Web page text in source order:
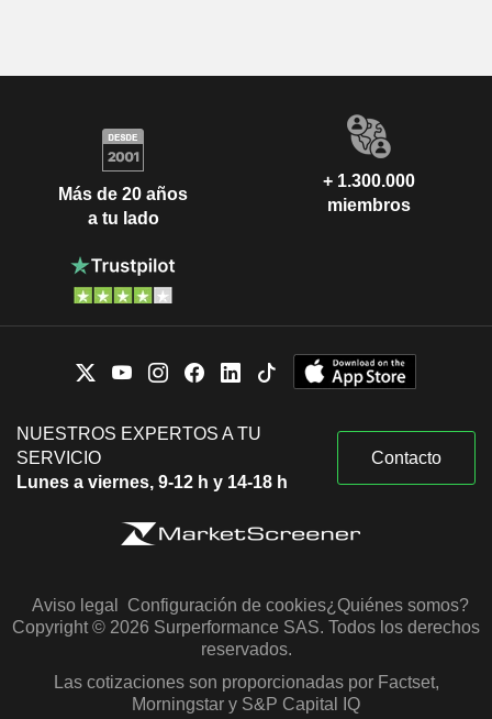
Más de 20 años
a tu lado
+ 1.300.000
miembros
NUESTROS EXPERTOS A TU
SERVICIO
Lunes a viernes, 9-12 h y 14-18 h
Contacto
Aviso legal Configuración de cookies¿Quiénes somos?
Copyright © 2026 Surperformance SAS. Todos los derechos
reservados.
Las cotizaciones son proporcionadas por Factset,
Morningstar y S&P Capital IQ